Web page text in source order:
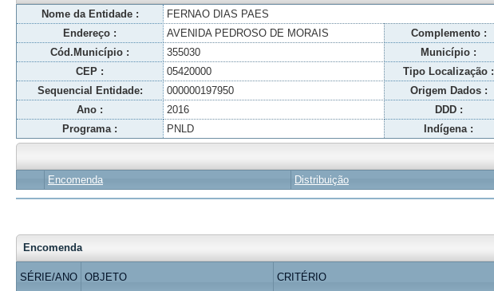
Nome da Entidade :
FERNAO DIAS PAES
Endereço :
AVENIDA PEDROSO DE MORAIS Complemento :
Cód.Município :
355030 Município :
CEP :
05420000 Tipo Localização :
Sequencial Entidade:
000000197950 Origem Dados :
Ano :
2016 DDD :
Programa :
PNLD Indígena :
Encomenda Distribuição
Encomenda
SÉRIE/ANO OBJETO CRITÉRIO